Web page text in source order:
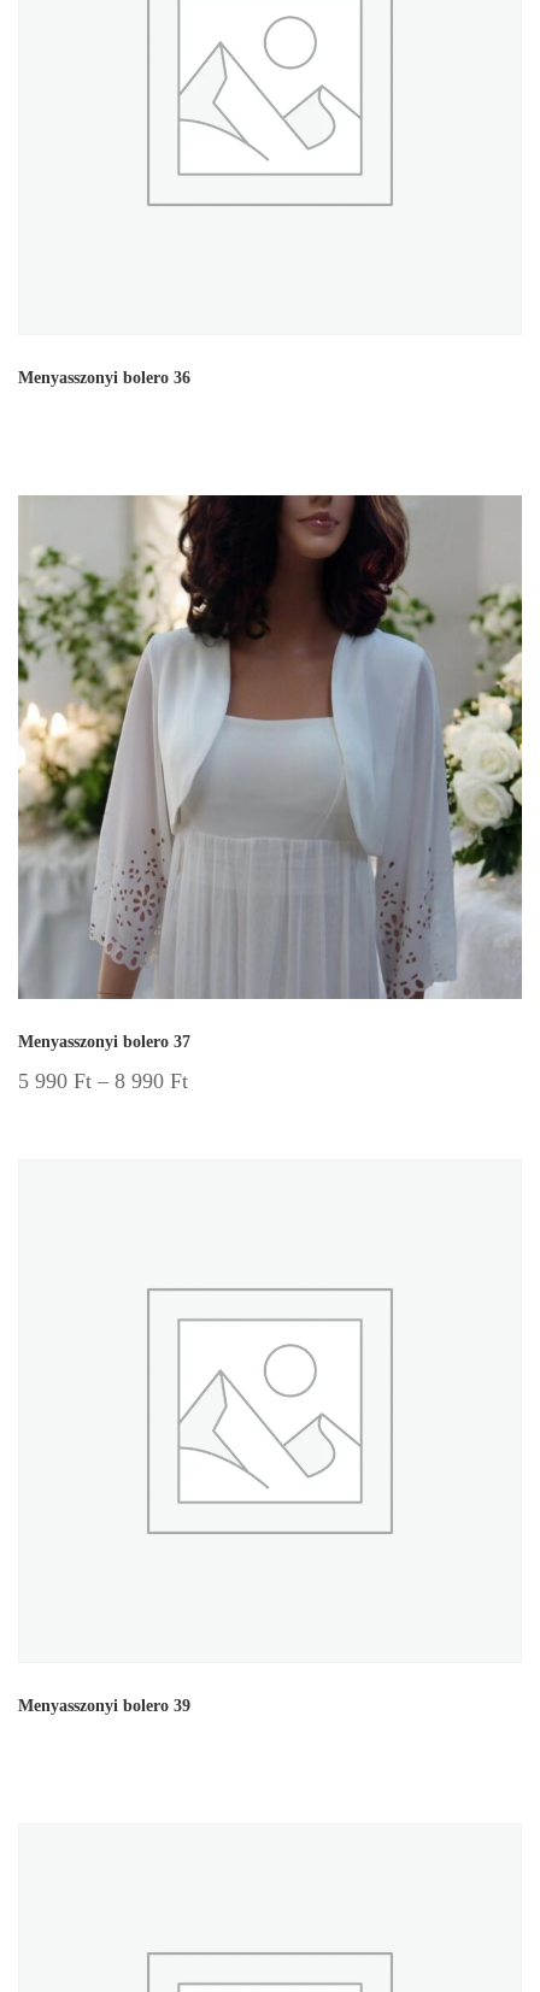
Menyasszonyi bolero 36
Menyasszonyi bolero 37
5 990 Ft – 8 990 Ft
Menyasszonyi bolero 39